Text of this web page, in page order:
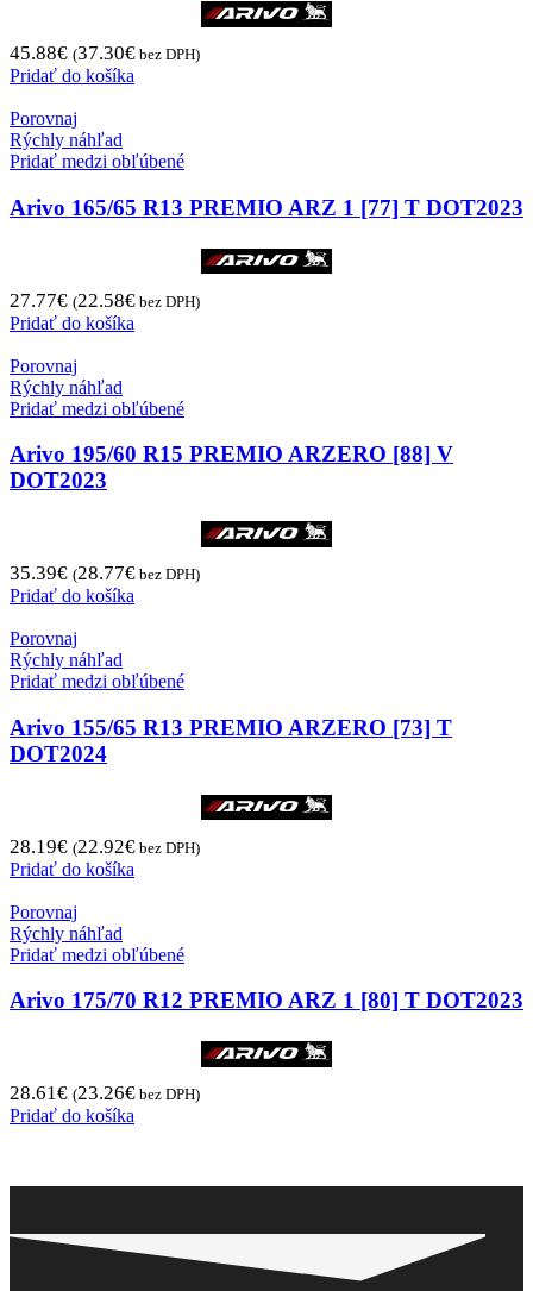
45.88€ (37.30€ bez DPH)
Pridať do košíka
Porovnaj
Rýchly náhľad
Pridať medzi obľúbené
Arivo 165/65 R13 PREMIO ARZ 1 [77] T DOT2023
27.77€ (22.58€ bez DPH)
Pridať do košíka
Porovnaj
Rýchly náhľad
Pridať medzi obľúbené
Arivo 195/60 R15 PREMIO ARZERO [88] V
DOT2023
35.39€ (28.77€ bez DPH)
Pridať do košíka
Porovnaj
Rýchly náhľad
Pridať medzi obľúbené
Arivo 155/65 R13 PREMIO ARZERO [73] T
DOT2024
28.19€ (22.92€ bez DPH)
Pridať do košíka
Porovnaj
Rýchly náhľad
Pridať medzi obľúbené
Arivo 175/70 R12 PREMIO ARZ 1 [80] T DOT2023
28.61€ (23.26€ bez DPH)
Pridať do košíka